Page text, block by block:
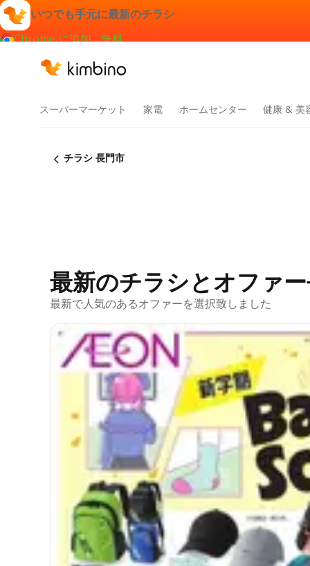
いつでも手元に最新のチラシ
Chrome に追加 - 無料
スーパーマーケット 家電 ホームセンター 健康 & 美
チラシ 長門市
最新のチラシとオファ
最新で人気のあるオファーを選択致しました